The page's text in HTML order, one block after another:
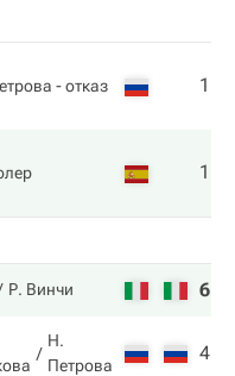
- отказ 1
1
Р. Винчи 6
Н.
Петрова
4